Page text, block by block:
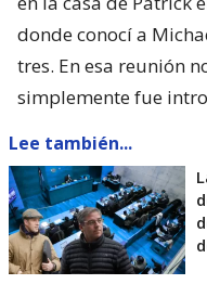
donde conocí a
tres. En esa reunión
simplemente fue
Lee también...